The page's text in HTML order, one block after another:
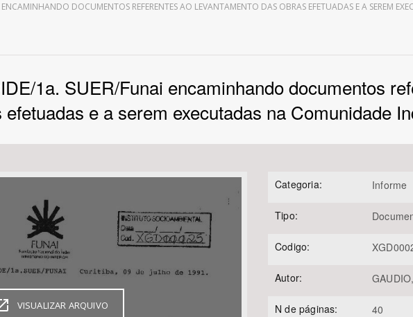
Bioma / Bacia
DOCUMENTOS REFERENTES AO LEVANTAMENTO DAS OBRAS EFETUADAS E A SEREM
1a. SUER/Funai encaminhando documentos
efetuadas e a serem executadas na Comunidade
VISUALIZAR ARQUIVO
Categoria: Informe
Tipo:
Codigo:
Autor:
N de páginas: 40